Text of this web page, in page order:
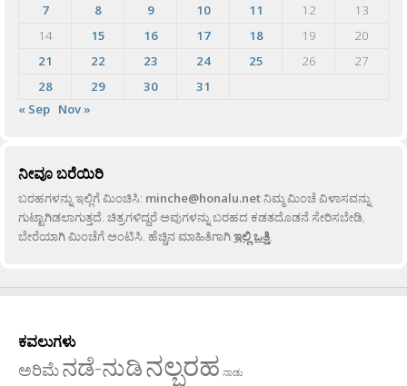
7
8 9 10 11 12
13
14
15 16 17 18 19
20
21
22 23 24 25 26
27
28
29 30
31
« Sep Nov »
ನೀವೂ ಬರೆಯಿರಿ
ಬರಹಗಳನ್ನು ಇಲ್ಲಿಗೆ ಮಿಂಚಿಸಿ: minche@honalu.netನಿಮ್ಮ ಮಿಂಚೆ ವಿಳಾಸವನ್ನು
ಗುಟ್ಟಾಗಿಡಲಾಗುತ್ತದೆ. ಚಿತ್ರಗಳಿದ್ದರೆ ಅವುಗಳನ್ನು ಬರಹದ ಕಡತದೊಡನೆ ಸೇರಿಸಬೇಡಿ,
ಬೇರೆಯಾಗಿ ಮಿಂಚೆಗೆ ಅಂಟಿಸಿ. ಹೆಚ್ಚಿನ ಮಾಹಿತಿಗಾಗಿಇಲ್ಲಿ ಒತ್ತಿ.
ಕವಲುಗಳು
ಅರಿಮೆನಡೆ-ನುಡಿನಲ್ಬರಹ ನಾಡು